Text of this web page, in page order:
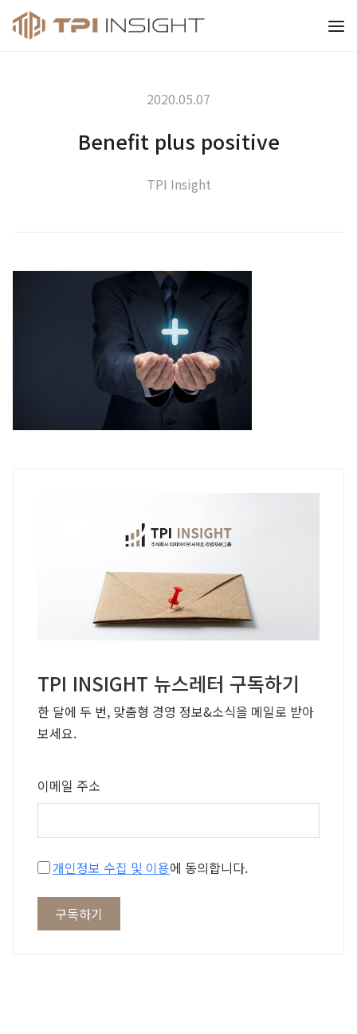
티피아이 인사이트
2020.05.07
Benefit plus positive
TPI Insight
TPI INSIGHT 뉴스레터 구독하기
한 달에 두 번, 맞춤형 경영 정보&소식을 메일로 받아
보세요.
이메일 주소
개인정보 수집 및 이용에 동의합니다.
구독하기